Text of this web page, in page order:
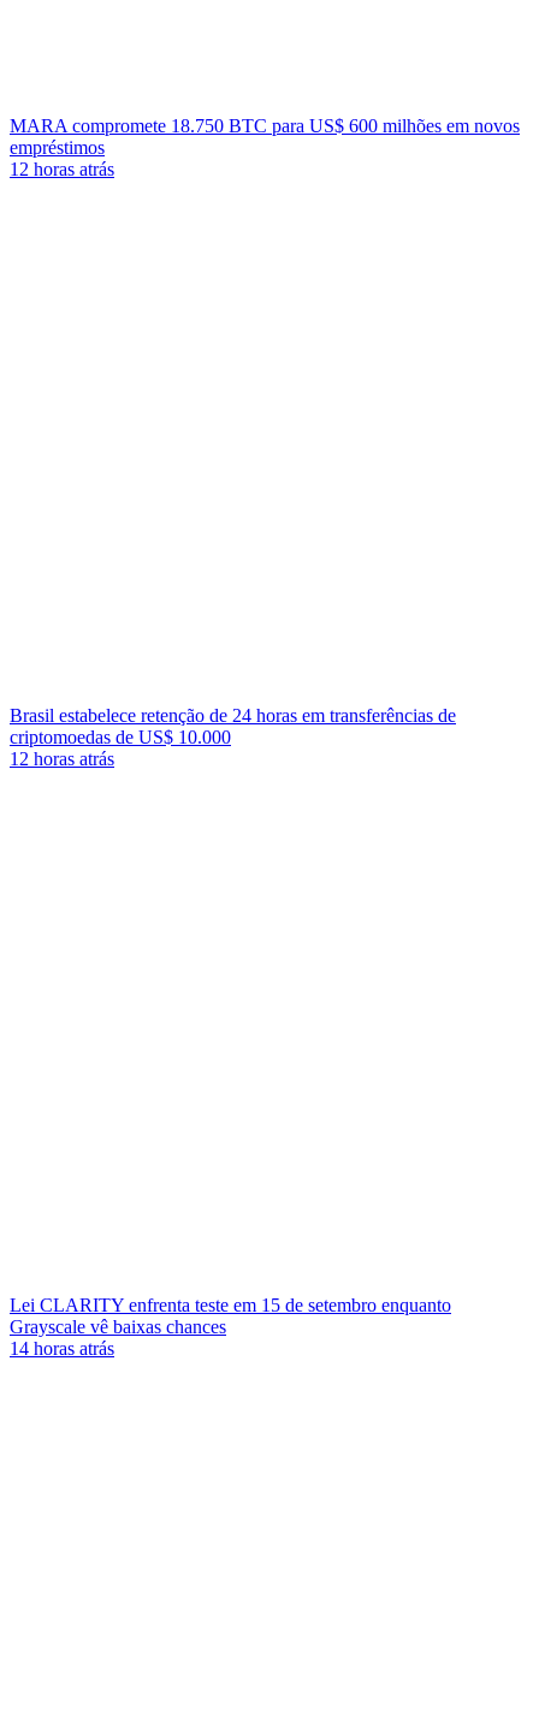
MARA compromete 18.750 BTC para US$ 600 milhões em novos
empréstimos
12 horas atrás
Brasil estabelece retenção de 24 horas em transferências de
criptomoedas de US$ 10.000
12 horas atrás
Lei CLARITY enfrenta teste em 15 de setembro enquanto
Grayscale vê baixas chances
14 horas atrás